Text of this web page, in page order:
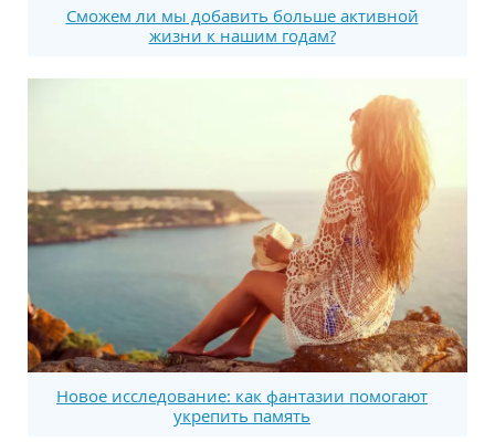
Сможем ли мы добавить больше активной
жизни к нашим годам?
Новое исследование: как фантазии помогают
укрепить память